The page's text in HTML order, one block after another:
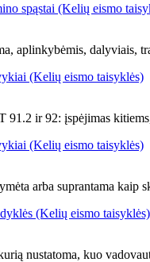
spąstai (Kelių eismo
aplinkybėmis, dalyviais,
(Kelių eismo taisyklės)
91.2 ir 92: įspėjimas
(Kelių eismo taisyklės)
arba suprantama kaip
(Kelių eismo taisyklės)
nustatoma, kuo